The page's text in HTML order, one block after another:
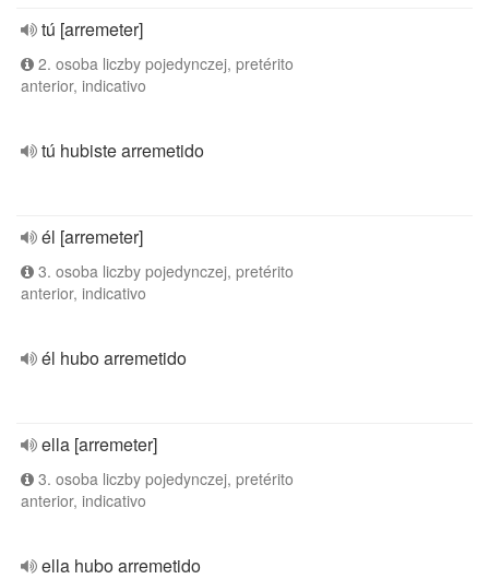
tú [arremeter]
2. osoba liczby pojedynczej, pretérito
anterior, indicativo
tú hubiste arremetido
él [arremeter]
3. osoba liczby pojedynczej, pretérito
anterior, indicativo
él hubo arremetido
ella [arremeter]
3. osoba liczby pojedynczej, pretérito
anterior, indicativo
ella hubo arremetido